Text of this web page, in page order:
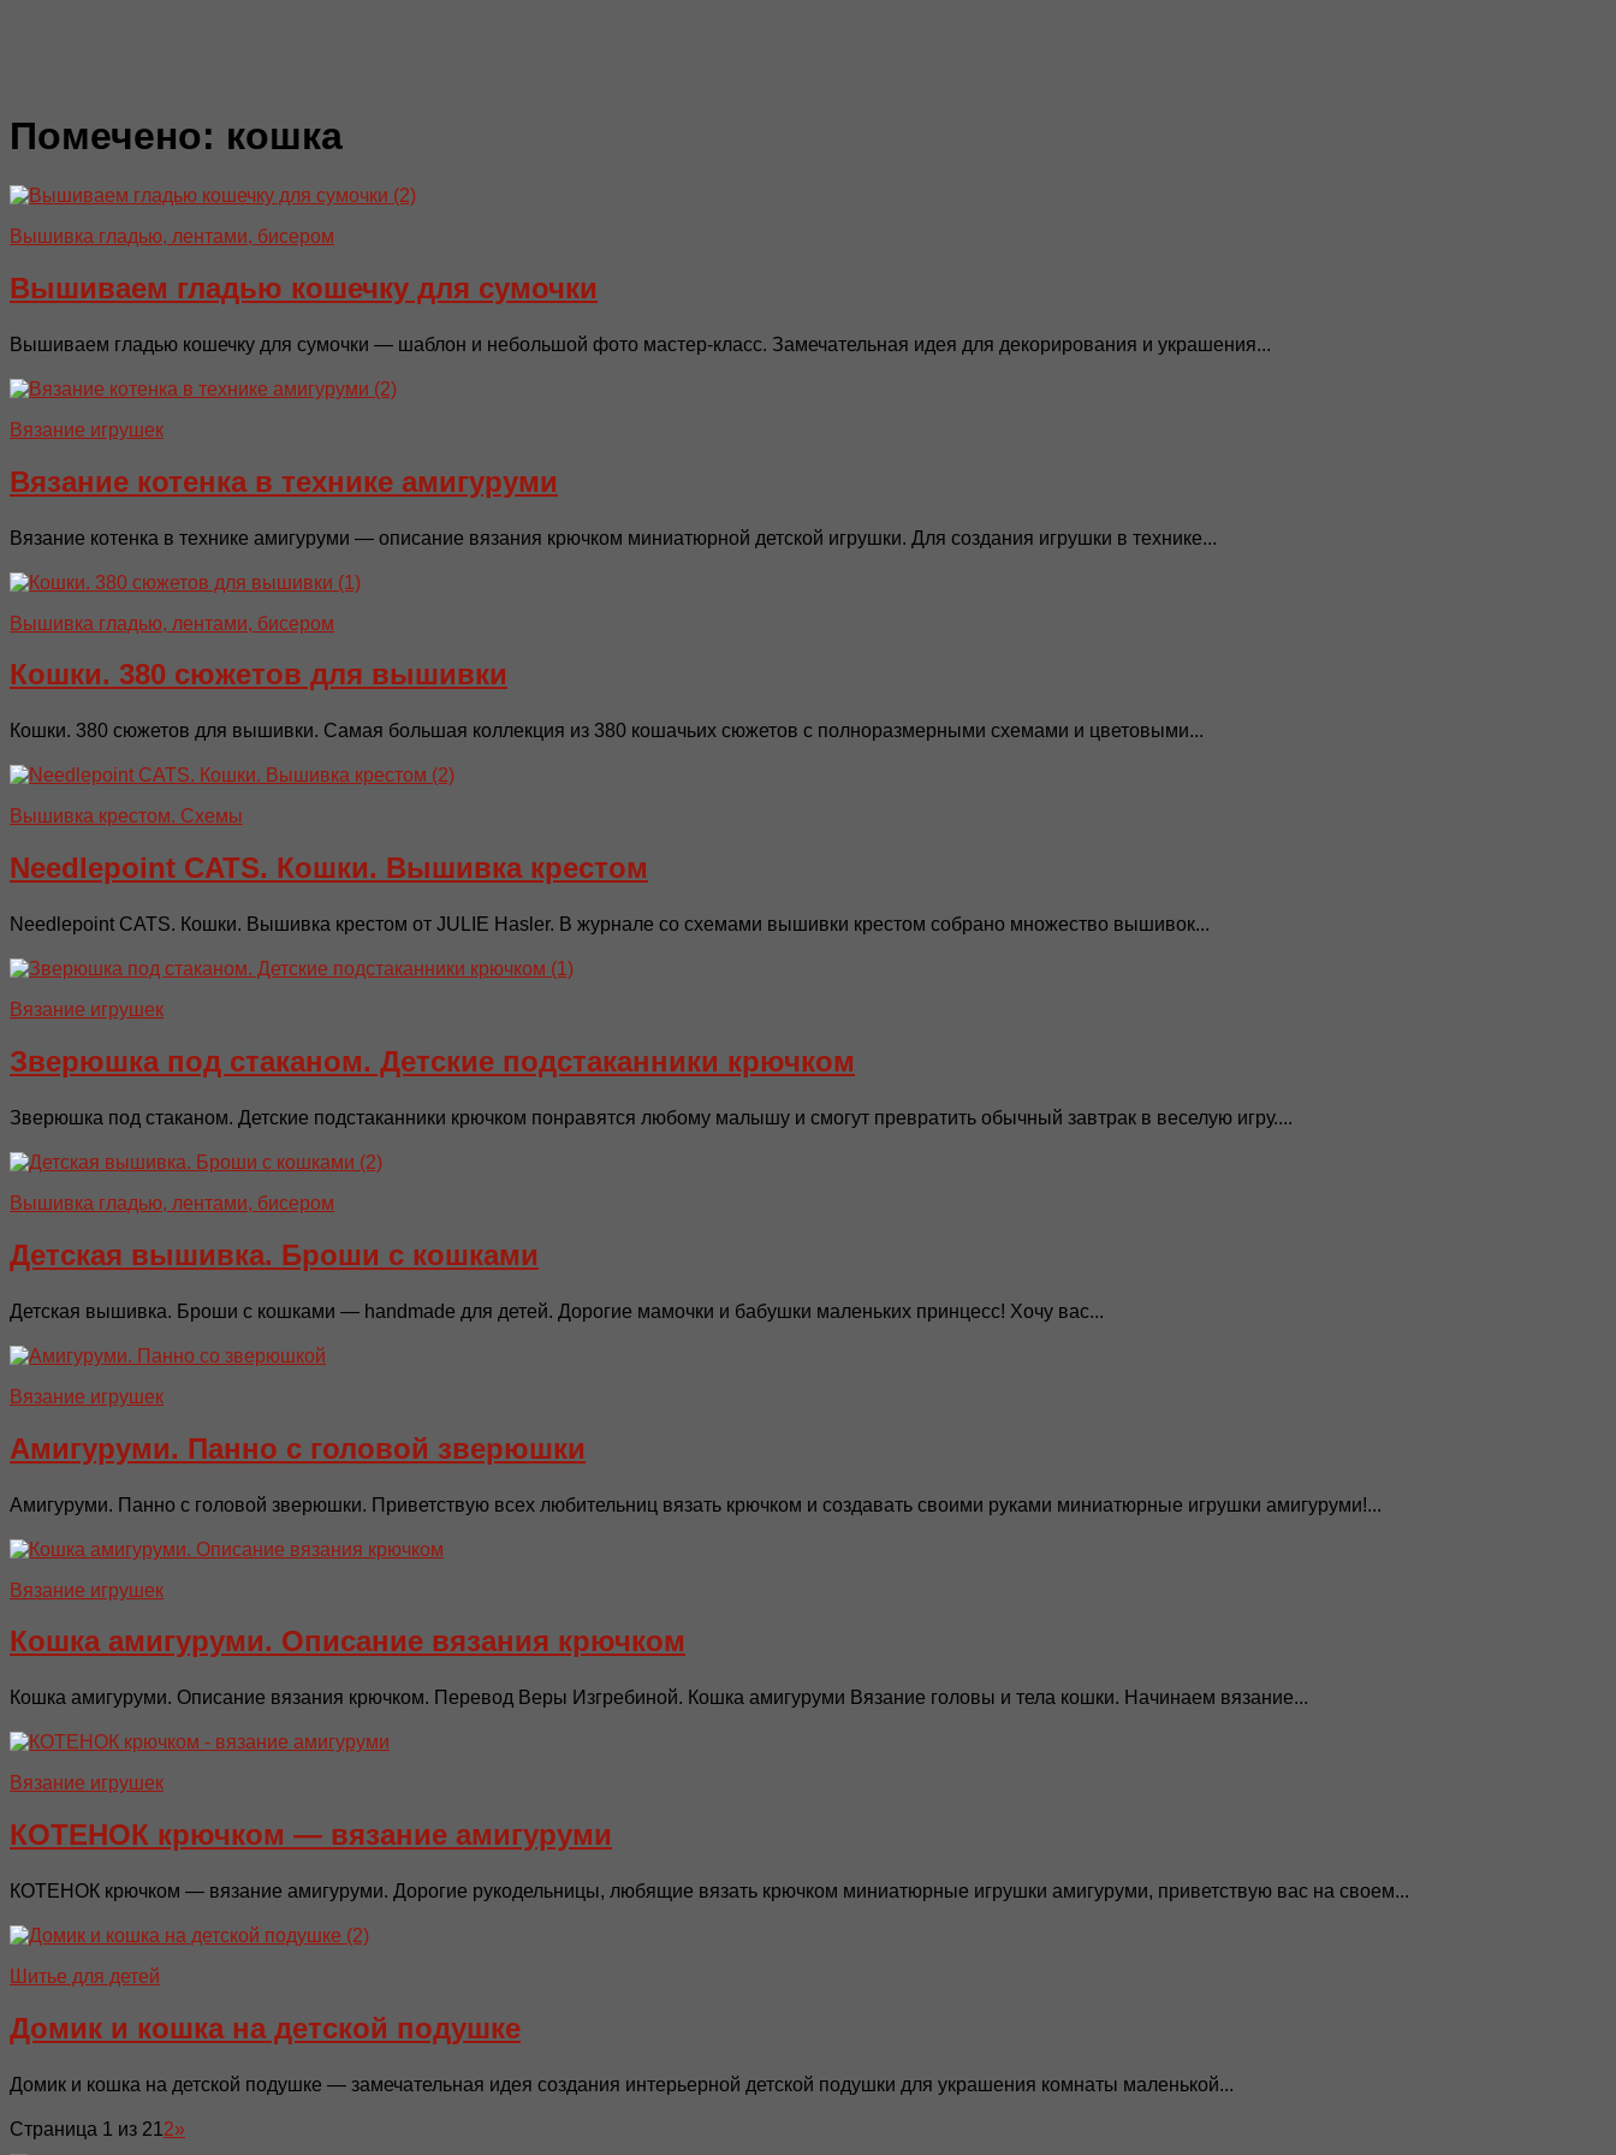
Помечено: кошка
Вышивка гладью, лентами, бисером
Вышиваем гладью кошечку для сумочки
Вышиваем гладью кошечку для сумочки — шаблон и небольшой фото мастер-класс. Замечательная идея для декорирования и украшения...
Вязание игрушек
Вязание котенка в технике амигуруми
Вязание котенка в технике амигуруми — описание вязания крючком миниатюрной детской игрушки. Для создания игрушки в технике...
Вышивка гладью, лентами, бисером
Кошки. 380 сюжетов для вышивки
Кошки. 380 сюжетов для вышивки. Самая большая коллекция из 380 кошачьих сюжетов с полноразмерными схемами и цветовыми...
Вышивка крестом. Схемы
Needlepoint CATS. Кошки. Вышивка крестом
Needlepoint CATS. Кошки. Вышивка крестом от JULIE Hasler. В журнале со схемами вышивки крестом собрано множество вышивок...
Вязание игрушек
Зверюшка под стаканом. Детские подстаканники крючком
Зверюшка под стаканом. Детские подстаканники крючком понравятся любому малышу и смогут превратить обычный завтрак в веселую игру....
Вышивка гладью, лентами, бисером
Детская вышивка. Броши с кошками
Детская вышивка. Броши с кошками — handmade для детей. Дорогие мамочки и бабушки маленьких принцесс! Хочу вас...
Вязание игрушек
Амигуруми. Панно с головой зверюшки
Амигуруми. Панно с головой зверюшки. Приветствую всех любительниц вязать крючком и создавать своими руками миниатюрные игрушки амигуруми!...
Вязание игрушек
Кошка амигуруми. Описание вязания крючком
Кошка амигуруми. Описание вязания крючком. Перевод Веры Изгребиной. Кошка амигуруми Вязание головы и тела кошки. Начинаем вязание...
Вязание игрушек
КОТЕНОК крючком — вязание амигуруми
КОТЕНОК крючком — вязание амигуруми. Дорогие рукодельницы, любящие вязать крючком миниатюрные игрушки амигуруми, приветствую вас на своем...
Шитье для детей
Домик и кошка на детской подушке
Домик и кошка на детской подушке — замечательная идея создания интерьерной детской подушки для украшения комнаты маленькой...
Страница 1 из 21 2»